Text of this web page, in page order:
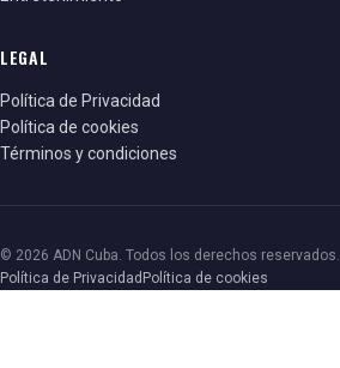
LEGAL
Política de Privacidad
Política de cookies
Términos y condiciones
© 2026 ADN Cuba. Todos los derechos reservados.
Política de Privacidad Política de cookies